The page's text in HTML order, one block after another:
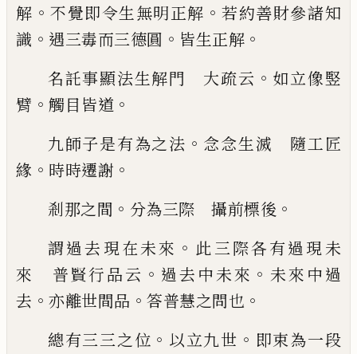
解 。不覺即令生無明正解 。若約善財參諸知
識 。 遇三毒而三德圓 。 皆生正解 。
名託事顯法生解門 大疏云 。 如立像竪
臂 。 觸目皆道 。
九師子是有為之法 。 念念生滅 隨工匠
緣 。 時時遷謝 。
剎那之間 。 分為三際 攝前標後 。
謂過去現在未來 。 此三際各有過現未
來
普賢行品云 。 過去中未來 。 未來中過
去 。 亦離世間品 。 答普慧之問也 。
總有三三之位 。 以立九世 。 即束為一段